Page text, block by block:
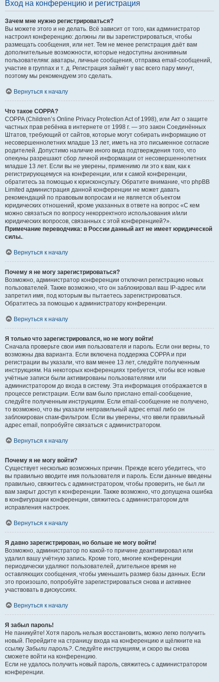
Вход на конференцию и регистрация
Зачем мне нужно регистрироваться?
Вы можете этого и не делать. Всё зависит от того, как администратор
настроил конференцию: должны ли вы зарегистрироваться, чтобы
размещать сообщения, или нет. Тем не менее регистрация даёт вам
дополнительные возможности, которые недоступны анонимным
пользователям: аватары, личные сообщения, отправка email-сообщений,
участие в группах и т. д. Регистрация займёт у вас всего пару минут,
поэтому мы рекомендуем это сделать.
Вернуться к началу
Что такое COPPA?
COPPA (Children’s Online Privacy Protection Act of 1998), или Акт о защите
частных прав ребёнка в интернете от 1998 г. — это закон Соединённых
Штатов, требующий от сайтов, которые могут собирать информацию от
несовершеннолетних младше 13 лет, иметь на это письменное согласие
родителей. Допустимо наличие иного вида подтверждения того, что
опекуны разрешают сбор личной информации от несовершеннолетних
младше 13 лет. Если вы не уверены, применимо ли это к вам, как к
регистрирующемуся на конференции, или к самой конференции,
обратитесь за помощью к юрисконсульту. Обратите внимание, что phpBB
Limited администрация данной конференции не может давать
рекомендаций по правовым вопросам и не является объектом
юридических отношений, кроме указанных в ответе на вопрос «С кем
можно связаться по вопросу некорректного использования и/или
юридических вопросов, связанных с этой конференцией?».
Примечание переводчика: в России данный акт не имеет юридической
силы..
Вернуться к началу
Почему я не могу зарегистрироваться?
Возможно, администратор конференции отключил регистрацию новых
пользователей. Также возможно, что он заблокировал ваш IP-адрес или
запретил имя, под которым вы пытаетесь зарегистрироваться.
Обратитесь за помощью к администратору конференции.
Вернуться к началу
Я только что зарегистрировался, но не могу войти!
Сначала проверьте свои имя пользователя и пароль. Если они верны, то
возможны два варианта. Если включена поддержка COPPA и при
регистрации вы указали, что вам менее 13 лет, следуйте полученным
инструкциям. На некоторых конференциях требуется, чтобы все новые
учётные записи были активированы пользователями или
администратором до входа в систему. Эта информация отображается в
процессе регистрации. Если вам было прислано email-сообщение,
следуйте полученным инструкциям. Если email-сообщение не получено,
то возможно, что вы указали неправильный адрес email либо он
заблокирован спам-фильтром. Если вы уверены, что ввели правильный
адрес email, попробуйте связаться с администратором.
Вернуться к началу
Почему я не могу войти?
Существует несколько возможных причин. Прежде всего убедитесь, что
вы правильно вводите имя пользователя и пароль. Если данные введены
правильно, свяжитесь с администратором, чтобы проверить, не был ли
вам закрыт доступ к конференции. Также возможно, что допущена ошибка
в конфигурации конференции, свяжитесь с администратором для
исправления настроек.
Вернуться к началу
Я давно зарегистрирован, но больше не могу войти!
Возможно, администратор по какой-то причине деактивировал или
удалил вашу учётную запись. Кроме того, многие конференции
периодически удаляют пользователей, длительное время не
оставляющих сообщения, чтобы уменьшить размер базы данных. Если
это произошло, попробуйте зарегистрироваться снова и активнее
участвовать в дискуссиях.
Вернуться к началу
Я забыл пароль!
Не паникуйте! Хотя пароль нельзя восстановить, можно легко получить
новый. Перейдите на страницу входа на конференцию и щёлкните на
ссылку Забыли пароль?. Следуйте инструкциям, и скоро вы снова
сможете войти на конференцию.
Если не удалось получить новый пароль, свяжитесь с администратором
конференции.